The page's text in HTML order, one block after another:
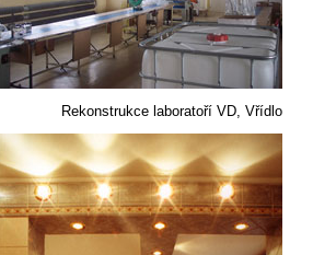
Rekonstrukce laboratoří VD, Vřídlo